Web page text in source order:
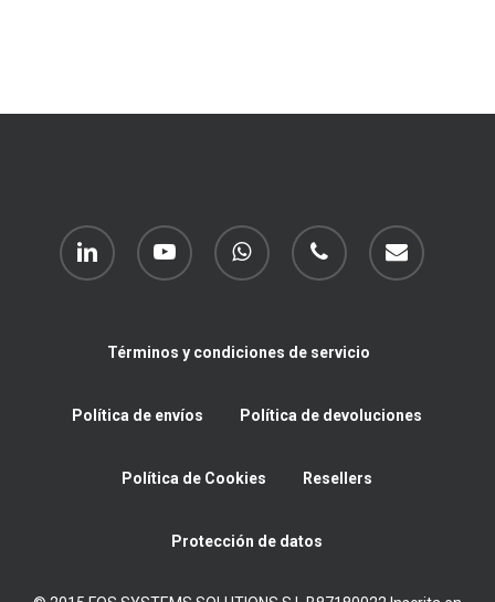
linkedin youtube whatsapp phone email
Términos y condiciones de servicio
Política de envíos Política de devoluciones
Política de Cookies Resellers
Protección de datos